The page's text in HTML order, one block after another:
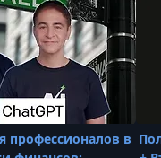
профессионалов в